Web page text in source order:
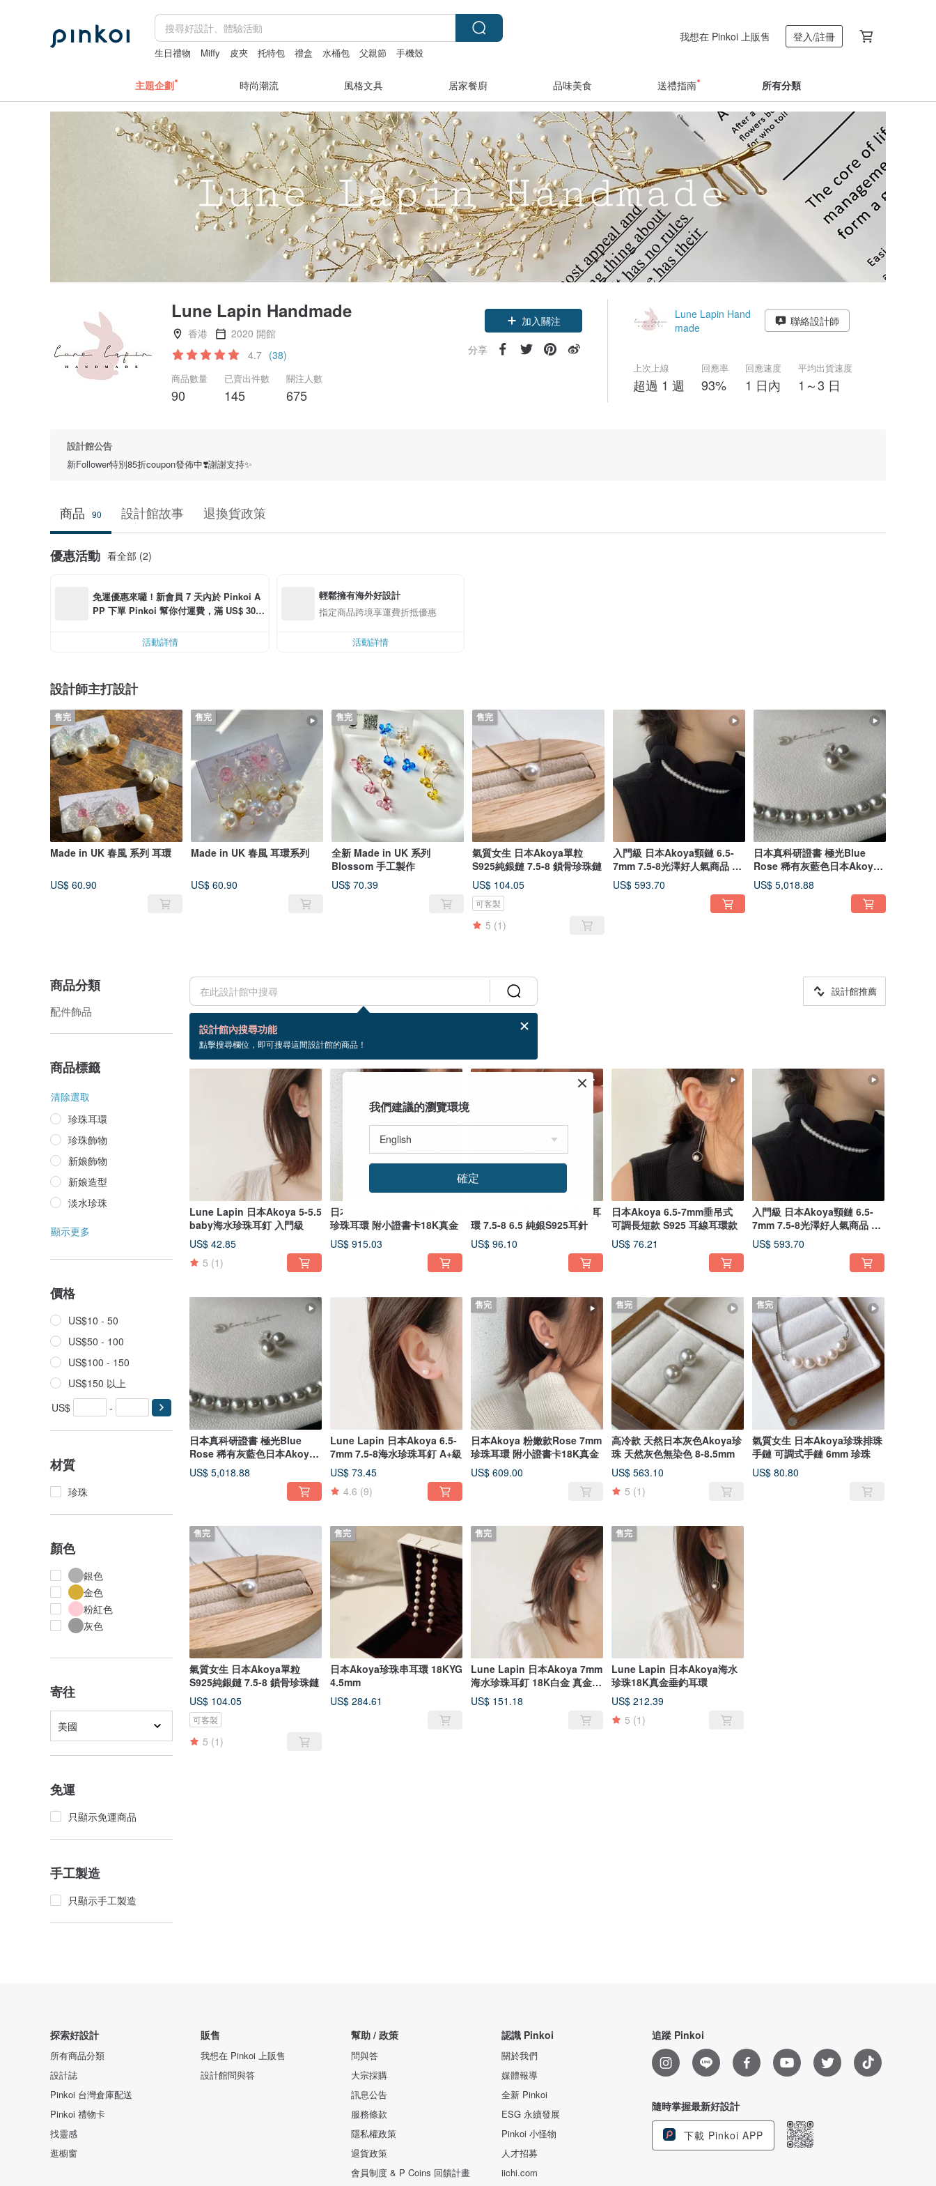
生日禮物 Miffy 皮夾 托特包 禮盒 水桶包 父親節 手機殼
我想在 Pinkoi 上販售 登入/註冊
主題企劃 時尚潮流 風格文具 居家餐廚 品味美食 送禮指南 所有分類
Lune Lapin Handmade
香港
2020 開館
4.7 (38)
商品數量
90
已賣出件數
145
關注人數
675
加入關注
分享
Lune Lapin Hand
made
聯絡設計師
上次上線
超過 1 週
回應率
93%
回應速度
1 日內
平均出貨速度
1～3 日
設計館公告
新Follower特別85折coupon發佈中❣️謝謝支持✨
商品 90 設計館故事 退換貨政策
優惠活動 看全部 (2)
免運優惠來囉！新會員 7 天內於 Pinkoi A
PP 下單 Pinkoi 幫你付運費，滿 US$ 30.0
活動詳情
輕鬆擁有海外好設計
指定商品跨境享運費折抵優惠
活動詳情
設計師主打設計
售完
Made in UK 春風 系列 耳環
US$ 60.90
售完
Made in UK 春風 耳環系列
US$ 60.90
售完
全新 Made in UK 系列
Blossom 手工製作
US$ 70.39
售完
氣質女生 日本Akoya單粒
S925純銀鏈 7.5-8 鎖骨珍珠鏈
US$ 104.05
可客製
5 (1)
入門級 日本Akoya頸鏈 6.5-
7mm 7.5-8光澤好人氣商品 日
本直送
US$ 593.70
日本真科研證書 極光Blue
Rose 稀有灰藍色日本Akoya
珍珠頸鏈
US$ 5,018.88
商品分類
配件飾品
商品標籤
清除選取
珍珠耳環
珍珠飾物
新娘飾物
新娘造型
淡水珍珠
顯示更多
價格
US$10 - 50
US$50 - 100
US$100 - 150
US$150 以上
US$
-
材質
珍珠
顏色
銀色
金色
粉紅色
灰色
寄往
美國
免運
只顯示免運商品
手工製造
只顯示手工製造
設計館內搜尋功能
點擊搜尋欄位，即可搜尋這間設計館的商品！
設計館推薦
14 個商品
日本akoya
Lune Lapin 日本Akoya 5-5.5
baby海水珍珠耳釘 入門級
US$ 42.85
5 (1)
日本Akoya 粉嫩款Rose 9mm
珍珠耳環 附小證書卡18K真金
US$ 915.03
日本Akoya 雙珍珠吊線耳針耳
環 7.5-8 6.5 純銀S925耳針
US$ 96.10
日本Akoya 6.5-7mm垂吊式
可調長短款 S925 耳線耳環款
US$ 76.21
入門級 日本Akoya頸鏈 6.5-
7mm 7.5-8光澤好人氣商品 日
本直送
US$ 593.70
日本真科研證書 極光Blue
Rose 稀有灰藍色日本Akoya
珍珠頸鏈
US$ 5,018.88
Lune Lapin 日本Akoya 6.5-
7mm 7.5-8海水珍珠耳釘 A+級
US$ 73.45
4.6 (9)
售完
日本Akoya 粉嫩款Rose 7mm
珍珠耳環 附小證書卡18K真金
US$ 609.00
售完
高冷款 天然日本灰色Akoya珍
珠 天然灰色無染色 8-8.5mm
US$ 563.10
5 (1)
售完
氣質女生 日本Akoya珍珠排珠
手鏈 可調式手鏈 6mm 珍珠
US$ 80.80
售完
氣質女生 日本Akoya單粒
S925純銀鏈 7.5-8 鎖骨珍珠鏈
US$ 104.05
可客製
5 (1)
售完
日本Akoya珍珠串耳環 18KYG
4.5mm
US$ 284.61
售完
Lune Lapin 日本Akoya 7mm
海水珍珠耳釘 18K白金 真金耳
環
US$ 151.18
售完
Lune Lapin 日本Akoya海水
珍珠18K真金垂釣耳環
US$ 212.39
5 (1)
探索好設計
所有商品分類
設計誌
Pinkoi 台灣倉庫配送
Pinkoi 禮物卡
找靈感
逛櫥窗
販售
我想在 Pinkoi 上販售
設計館問與答
幫助 / 政策
問與答
大宗採購
訊息公告
服務條款
隱私權政策
退貨政策
會員制度 & P Coins 回饋計畫
認識 Pinkoi
關於我們
媒體報導
全新 Pinkoi
ESG 永續發展
Pinkoi 小怪物
人才招募
iichi.com
追蹤 Pinkoi
隨時掌握最新好設計
下載 Pinkoi APP
我們建議的瀏覽環境
確定